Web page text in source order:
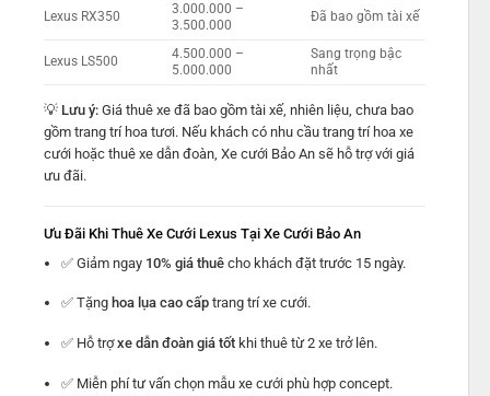
Lexus RX350
3.000.000 –
3.500.000
Đã bao gồm tài xế
Lexus LS500
4.500.000 –
5.000.000
Sang trọng bậc
nhất
💡 Lưu ý:Giá thuê xe đã bao gồm tài xế, nhiên liệu, chưa bao
gồm trang trí hoa tươi. Nếu khách có nhu cầu trang trí hoa xe
cưới hoặc thuê xe dẫn đoàn, Xe cưới Bảo An sẽ hỗ trợ với giá
ưu đãi.
Ưu Đãi Khi Thuê Xe Cưới Lexus Tại Xe Cưới Bảo An
✅ Giảm ngay 10% giá thuê cho khách đặt trước 15 ngày.
✅ Tặng hoa lụa cao cấp trang trí xe cưới.
✅ Hỗ trợxe dẫn đoàn giá tốt khi thuê từ 2 xe trở lên.
✅ Miễn phí tư vấn chọn mẫu xe cưới phù hợp concept.